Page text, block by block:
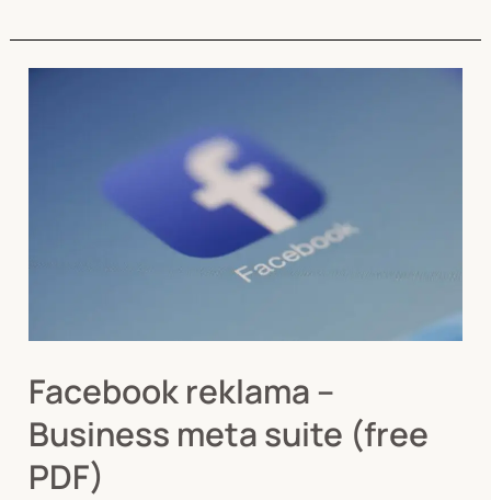
Facebook reklama –
Business meta suite (free
PDF)